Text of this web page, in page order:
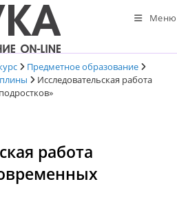
Меню
Предметное образование
Исследовательская работа
работа